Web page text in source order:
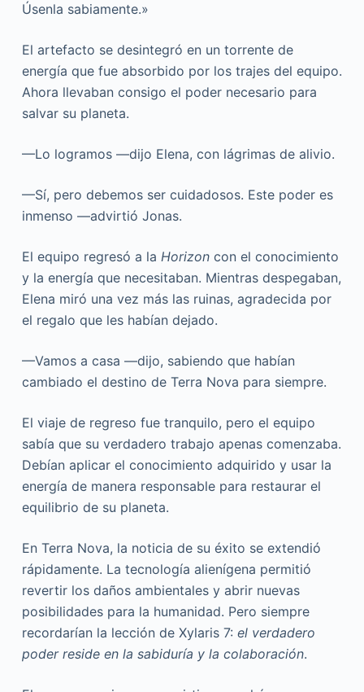
Úsenla sabiamente.»
El artefacto se desintegró en un torrente de
energía que fue absorbido por los trajes del equipo.
Ahora llevaban consigo el poder necesario para
salvar su planeta.
—Lo logramos —dijo Elena, con lágrimas de alivio.
—Sí, pero debemos ser cuidadosos. Este poder es
inmenso —advirtió Jonas.
El equipo regresó a la Horizoncon el conocimiento
y la energía que necesitaban. Mientras despegaban,
Elena miró una vez más las ruinas, agradecida por
el regalo que les habían dejado.
—Vamos a casa —dijo, sabiendo que habían
cambiado el destino de Terra Nova para siempre.
El viaje de regreso fue tranquilo, pero el equipo
sabía que su verdadero trabajo apenas comenzaba.
Debían aplicar el conocimiento adquirido y usar la
energía de manera responsable para restaurar el
equilibrio de su planeta.
En Terra Nova, la noticia de su éxito se extendió
rápidamente. La tecnología alienígena permitió
revertir los daños ambientales y abrir nuevas
posibilidades para la humanidad. Pero siempre
recordarían la lección de Xylaris 7: el verdadero
poder reside en la sabiduría y la colaboración.